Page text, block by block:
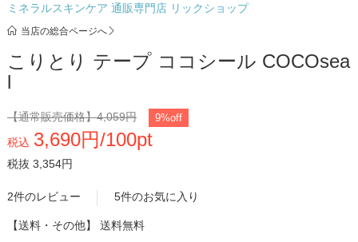
ミネラルスキンケア 通販専門店 リックショップ
当店の総合ページへ
こりとり テープ ココシール COCOsea
l
【通常販売価格】4,059円 9%off
税込 3,690円/100pt
税抜 3,354円
2件のレビュー 5件のお気に入り
【送料・その他】 送料無料